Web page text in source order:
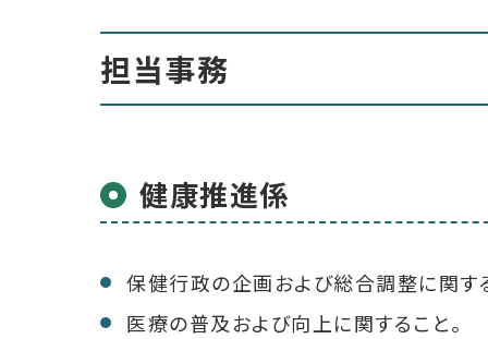
担当事務
健康推進係
保健行政の企画および総合調整に関す
医療の普及および向上に関すること。